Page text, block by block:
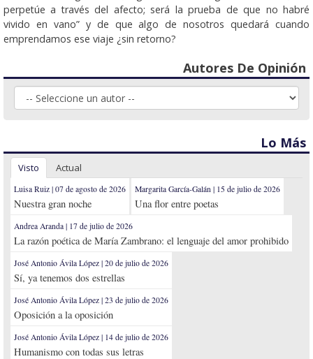
perpetúe a través del afecto; será la prueba de que no habré
vivido en vano” y de que algo de nosotros quedará cuando
emprendamos ese viaje ¿sin retorno?
Autores De Opinión
Lo Más
Visto Actual
Luisa Ruiz | 07 de agosto de 2026
Nuestra gran noche
Margarita García-Galán | 15 de julio de 2026
Una flor entre poetas
Andrea Aranda | 17 de julio de 2026
La razón poética de María Zambrano: el lenguaje del amor prohibido
José Antonio Ávila López | 20 de julio de 2026
Sí, ya tenemos dos estrellas
José Antonio Ávila López | 23 de julio de 2026
Oposición a la oposición
José Antonio Ávila López | 14 de julio de 2026
Humanismo con todas sus letras